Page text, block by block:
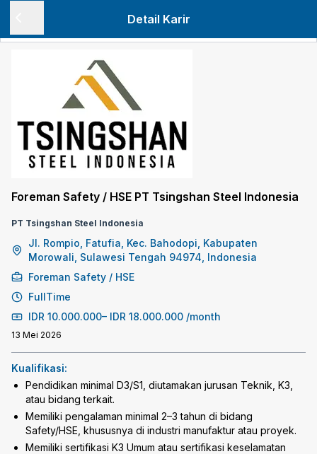
Detail Karir
Foreman Safety / HSE PT Tsingshan Steel Indonesia
PT Tsingshan Steel Indonesia
Jl. Rompio, Fatufia, Kec. Bahodopi, Kabupaten
Morowali, Sulawesi Tengah 94974, Indonesia
Foreman Safety / HSE
FullTime
IDR 10.000.000– IDR 18.000.000 /month
13 Mei 2026
Kualifikasi:
Pendidikan minimal D3/S1, diutamakan jurusan Teknik, K3,
atau bidang terkait.
Memiliki pengalaman minimal 2–3 tahun di bidang
Safety/HSE, khususnya di industri manufaktur atau proyek.
Memiliki sertifikasi K3 Umum atau sertifikasi keselamatan